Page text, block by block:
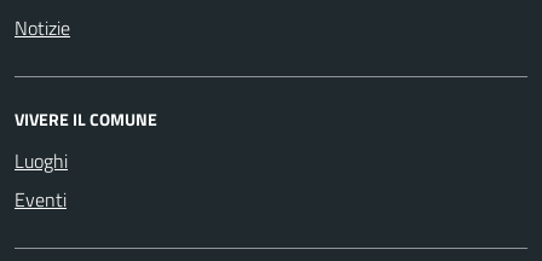
Notizie
VIVERE IL COMUNE
Luoghi
Eventi